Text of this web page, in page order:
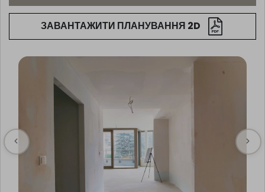
ЗАВАНТАЖИТИ ПЛАНУВАННЯ 2D